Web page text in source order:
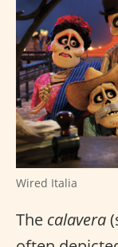
Wired Italia
The calavera